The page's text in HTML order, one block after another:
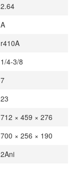
2.64
A
r410A
1/4-3/8
7
23
712 × 459 × 276
700 × 256 × 190
2Ani